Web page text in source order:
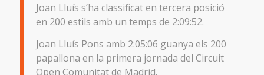
Joan Lluís s’ha classificat en tercera posició
en 200 estils amb un temps de 2:09:52.
Joan Lluís Pons amb 2:05:06 guanya els 200
papallona en la primera jornada del Circuit
Open Comunitat de Madrid.